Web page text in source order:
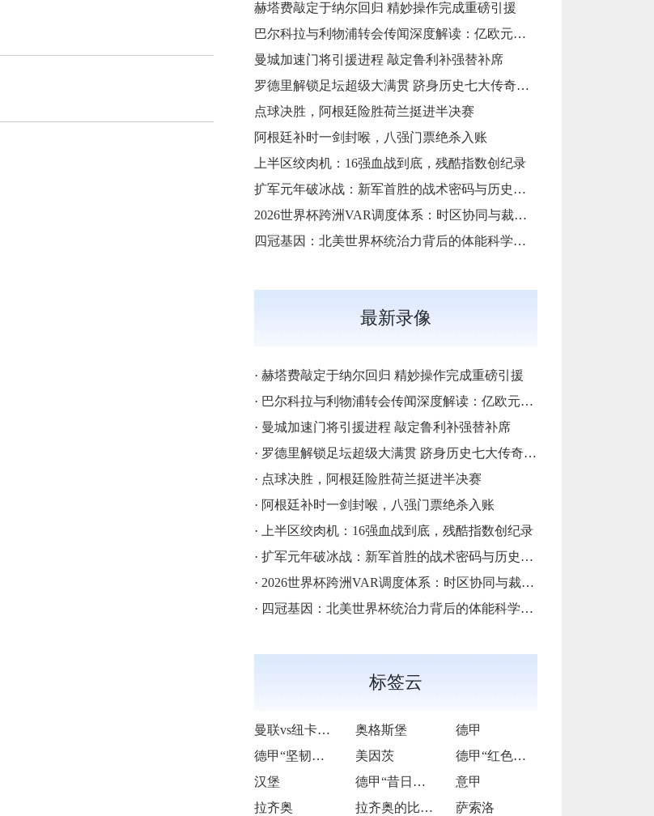
赫塔费敲定于纳尔回归 精妙操作完成重磅引援
巴尔科拉与利物浦转会传闻深度解读：亿欧元报价背后的战略博弈与市场逻辑‌
曼城加速门将引援进程 敲定鲁利补强替补席
罗德里解锁足坛超级大满贯 跻身历史七大传奇之列
点球决胜，阿根廷险胜荷兰挺进半决赛
阿根廷补时一剑封喉，八强门票绝杀入账
上半区绞肉机：16强血战到底，残酷指数创纪录
扩军元年破冰战：新军首胜的战术密码与历史镜鉴
2026世界杯跨洲VAR调度体系：时区协同与裁判人力配置优化策略
四冠基因：北美世界杯统治力背后的体能科学破译
最新录像
· 赫塔费敲定于纳尔回归 精妙操作完成重磅引援
· 巴尔科拉与利物浦转会传闻深度解读：亿欧元报价背后的战略博弈与市场逻辑‌
· 曼城加速门将引援进程 敲定鲁利补强替补席
· 罗德里解锁足坛超级大满贯 跻身历史七大传奇之列
· 点球决胜，阿根廷险胜荷兰挺进半决赛
· 阿根廷补时一剑封喉，八强门票绝杀入账
·
上半区绞肉机：16强血战到底，残酷指数创纪录
· 扩军元年破冰战：新军首胜的战术密码与历史镜鉴
· 2026世界杯跨洲VAR调度体系：时区协同与裁判人力配置优化策略
· 四冠基因：北美世界杯统治力背后的体能科学破译
标签云
曼联vs纽卡斯尔联 奥格斯堡
德甲
德甲“坚韧磐石”的逆袭逐光之旅
美因茨
德甲“红色旋风”的激情逐梦征途
汉堡
德甲“昔日王者”的跌宕复兴长卷
意甲
拉齐奥
拉齐奥的比赛之路 萨索洛